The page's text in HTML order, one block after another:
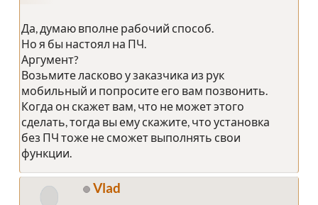
Да, думаю вполне рабочий способ.
Но я бы настоял на ПЧ.
Аргумент?
Возьмите ласково у заказчика из рук
мобильный и попросите его вам позвонить.
Когда он скажет вам, что не может этого
сделать, тогда вы ему скажите, что установка
без ПЧ тоже не сможет выполнять свои
функции.
Vlad